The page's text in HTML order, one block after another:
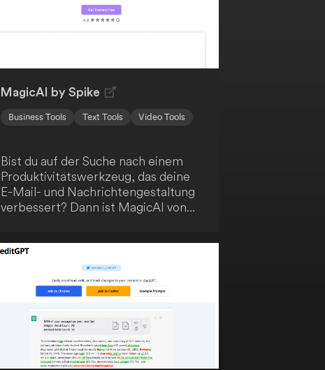
MagicAI by Spike
Business Tools Text Tools Video Tools
Bist du auf der Suche nach einem
Produktivitätswerkzeug, das deine
E-Mail- und Nachrichtengestaltung
verbessert? Dann ist MagicAI von
beschleunigt deine Arbeitsabläufe
und hilft dir, klare, überzeugende
Kommunikation zu erstellen.
Darüber hinaus bietet MagicAI eine
sofortige Zusammenfassung deiner
langen E-Mail-Konversationen,
Nachrichten, Notizen und Dateien.
Steigere deine Effizienz mit